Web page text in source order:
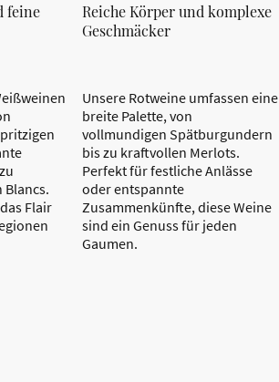
feine
Flair
Reiche Körper und komplexe
Geschmäcker
Unsere Rotweine umfassen eine
breite Palette, von
vollmundigen Spätburgundern
bis zu kraftvollen Merlots.
Perfekt für festliche Anlässe
oder entspannte
Zusammenkünfte, diese Weine
sind ein Genuss für jeden
Gaumen.